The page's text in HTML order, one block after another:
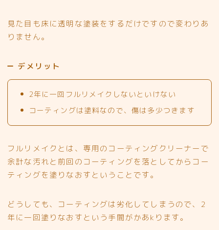
見た目も床に透明な塗装をするだけですので変わりあ
りません。
デメリット
2年に一回フルリメイクしないといけない
コーティングは塗料なので、傷は多少つきます
フルリメイクとは、 専用のコーティングクリーナーで
余計な汚れと前回のコーティングを落としてからコー
ティングを塗りなおす ということです。
どうしても、コーティングは劣化してしまうので、 2
年に一回塗りなおすという手間がかあkります。